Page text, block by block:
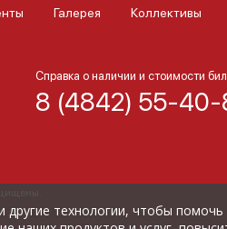
Галерея Коллективы
Справка о наличии и стоимости
8 (4842) 55-
другие технологии, чтобы